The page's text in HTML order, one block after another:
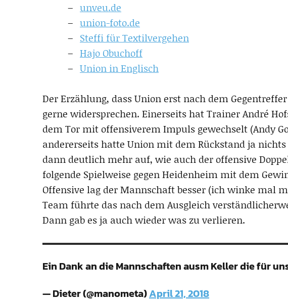
unveu.de
union-foto.de
Steffi für Textilvergehen
Hajo Obuchoff
Union in Englisch
Der Erzählung, dass Union erst nach dem
gerne widersprechen. Einerseits hat Trainer André
dem Tor mit offensiverem Impuls gewechselt (Andy
andererseits hatte Union mit dem Rückstand ja
dann deutlich mehr auf, wie auch der offensive
folgende Spielweise gegen Heidenheim mit dem
Offensive lag der Mannschaft besser (ich winke mal
Team führte das nach dem Ausgleich
Dann gab es ja auch wieder was zu verlieren.
Ein Dank an die Mannschaften ausm Keller die für
— Dieter (@manometa)April 21, 2018